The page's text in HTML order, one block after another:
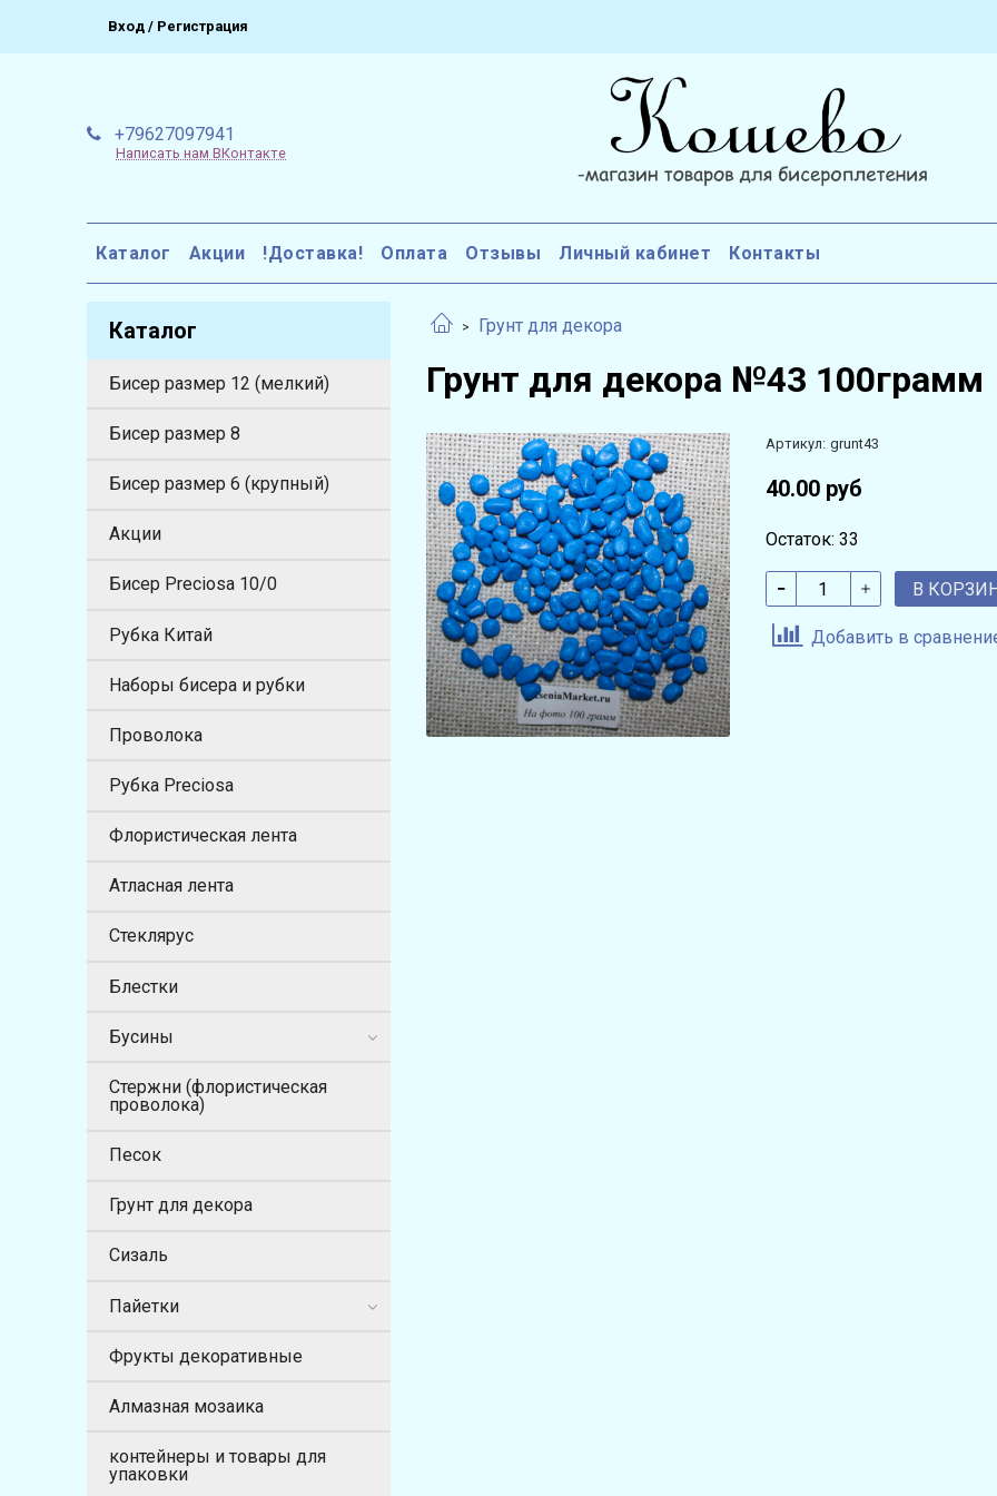
Вход / Регистрация
+79627097941
Написать нам ВКонтакте
Каталог Акции !Доставка! Оплата Отзывы Личный кабинет Контакты
Грунт для декора
Грунт для декора №43 100грамм
Артикул: grunt43
40.00 руб
Остаток: 33
В
Добавить в
Каталог
Бисер размер 12 (мелкий)
Бисер размер 8
Бисер размер 6 (крупный)
Акции
Бисер Preciosa 10/0
Рубка Китай
Наборы бисера и рубки
Проволока
Рубка Preciosa
Флористическая лента
Атласная лента
Стеклярус
Блестки
Бусины
Стержни (флористическая
проволока)
Песок
Грунт для декора
Сизаль
Пайетки
Фрукты декоративные
Алмазная мозаика
контейнеры и товары для
упаковки